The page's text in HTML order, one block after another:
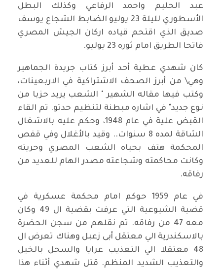
عبد الحليم واحمد الرفاعي وكذلك البطل
الأسطوري لليلة 23 يوليو الضابط الشجاع يوسف
صديق الذي اقتحم قياده اركان الجيش المصري
فاتحا الطريق امام ثوره 23 يوليو.
كان شهدي عطية أحد أبرز كتاب جريدة الجماهير
وهي\ من أبرز الصحف الاشتراكية في الاربعينات،
وكتب فيها مقاله الشهير " الشعب يريد حزبا من
نوع جديد" في اشاره مبطنة لتنظيم حدتو. تم القاء
القبض علية في عام 1948، وحكم عليه بالاشغال
الشاقة لمده 8 سنوات.. وقيد بالأغلال وفي قفص
المحكمة هتف بحياه الشعب المصري وحريته
وكانت محاكمته وشجاعته مصدر الهام للعديد من
رفاقه.
في عام 1959 حوكم امام محكمة عسكرية في
قضية الشيوعية التي عرفت بقضية ال 49 وكان
معه 47 من رفاقه. تم نقلهم من سجن الحضرة
بالاسكندرية الي معتقل أبى زعبل وهناك تعرض ال
48 معتقلا الي التعذيب عرايا والسحل بالخيل
والتعذيب الشديد المنظم. قتل شهدي أثناء هذا